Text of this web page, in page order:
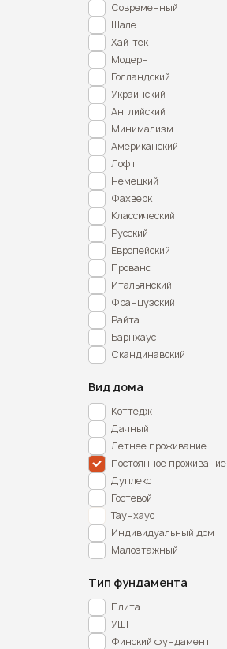
Современный
Шале
Хай-тек
Модерн
Голландский
Украинский
Английский
Минимализм
Американский
Лофт
Немецкий
Фахверк
Классический
Русский
Европейский
Прованс
Итальянский
Французский
Райта
Барнхаус
Скандинавский
Вид дома
Коттедж
Дачный
Летнее проживание
Постоянное проживание
Дуплекс
Гостевой
Таунхаус
Индивидуальный дом
Малоэтажный
Тип фундамента
Плита
УШП
Финский фундамент